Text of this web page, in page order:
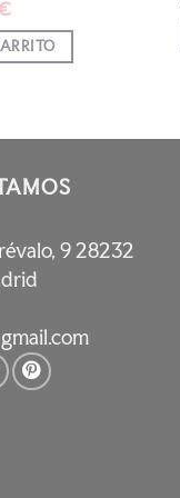
El
actual
es:
18,25 €.
9 28232